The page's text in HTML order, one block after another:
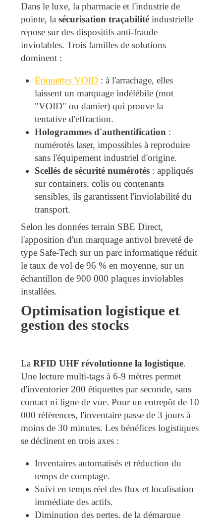
Dans le luxe, la pharmacie et l'industrie de
pointe, la sécurisation traçabilité industrielle
repose sur des dispositifs anti-fraude
inviolables. Trois familles de solutions
dominent :
Étiquettes VOID : à l'arrachage, elles
laissent un marquage indélébile (mot
"VOID" ou damier) qui prouve la
tentative d'effraction.
Hologrammes d'authentification :
numérotés laser, impossibles à reproduire
sans l'équipement industriel d'origine.
Scellés de sécurité numérotés : appliqués
sur containers, colis ou contenants
sensibles, ils garantissent l'inviolabilité du
transport.
Selon les données terrain SBE Direct,
l'apposition d'un marquage antivol breveté de
type Safe-Tech sur un parc informatique réduit
le taux de vol de 96 % en moyenne, sur un
échantillon de 900 000 plaques inviolables
installées.
Optimisation logistique et
gestion des stocks
La RFID UHF révolutionne la logistique.
Une lecture multi-tags à 6-9 mètres permet
d'inventorier 200 étiquettes par seconde, sans
contact ni ligne de vue. Pour un entrepôt de 10
000 références, l'inventaire passe de 3 jours à
moins de 30 minutes. Les bénéfices logistiques
se déclinent en trois axes :
Inventaires automatisés et réduction du
temps de comptage.
Suivi en temps réel des flux et localisation
immédiate des actifs.
Diminution des pertes, de la démarque